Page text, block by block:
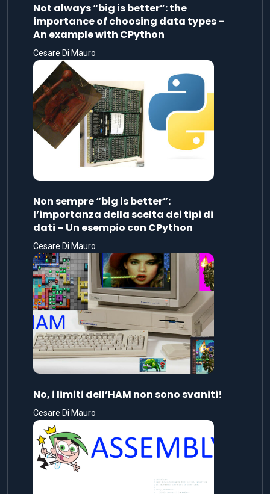
Not always “big is better”: the
importance of choosing data types –
An example with CPython
Cesare Di Mauro
Non sempre “big is better”:
l’importanza della scelta dei tipi di
dati – Un esempio con CPython
Cesare Di Mauro
No, i limiti dell’HAM non sono svaniti!
Cesare Di Mauro